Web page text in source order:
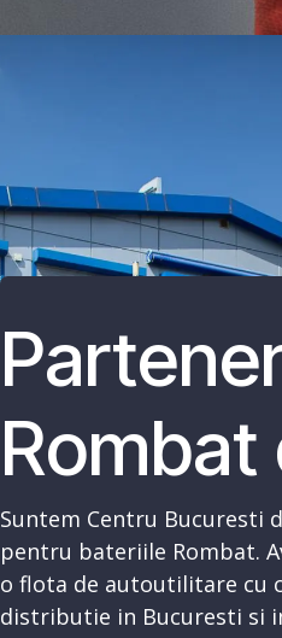
Rombat
Suntem Centru Bucuresti
pentru bateriile Rombat.
o flota de autoutilitare cu
distributie in Bucuresti si